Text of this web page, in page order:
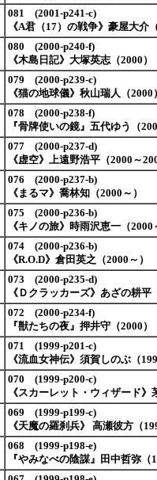
081 (2001-p241-c)
《A君（17）の戦争》豪屋大介
080 (2000-p240-f)
《木島日記》大塚英志（2000）
079 (2000-p239-c)
《猫の地球儀》秋山瑞人（2000
078 (2000-p238-f)
『骨牌使いの鏡』五代ゆう（
077 (2000-p237-d)
《虚空》上遠野浩平（2000～
076 (2000-p237-b)
《まるマ》喬林知（2000～）
075 (2000-p236-b)
《キノの旅》時雨沢恵一（2000
074 (2000-p236-b)
《R.O.D》倉田英之（2000～）
073 (2000-p235-d)
《Ｄクラッカーズ》あざの耕平
072 (2000-p234-f)
『獣たちの夜』押井守（2000）
071 (1999-p201-c)
《流血女神伝》須賀しのぶ（
070 (1999-p200-c)
《スカーレット・ウィザード
069 (1999-p199-c)
《天魔の羅刹兵》 高瀬彼方（
068 (1999-p198-e)
『やみなべの陰謀』田中哲弥（